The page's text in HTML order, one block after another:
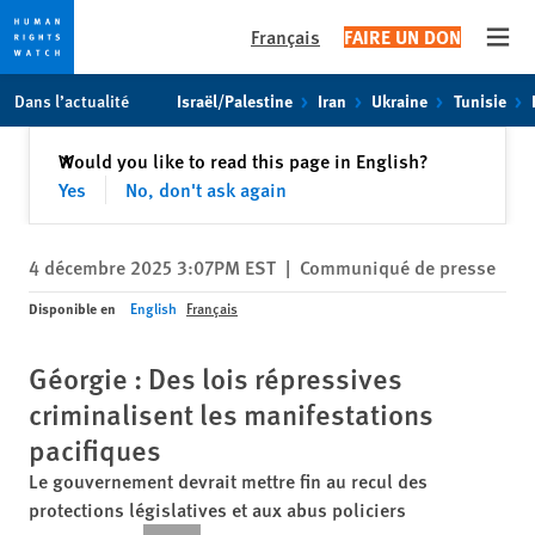
toto
content
Français FAIRE UN DON
Dans l’actualité Israël/Palestine Iran Ukraine Tunisie
Would you like to read this page in English?
Yes
No, don't ask again
✕Fermer
4 décembre 2025 3:07PM EST | Communiqué de presse
Disponible en English Français
Géorgie : Des lois répressives
criminalisent les manifestations
pacifiques
Le gouvernement devrait mettre fin au recul des
protections législatives et aux abus policiers